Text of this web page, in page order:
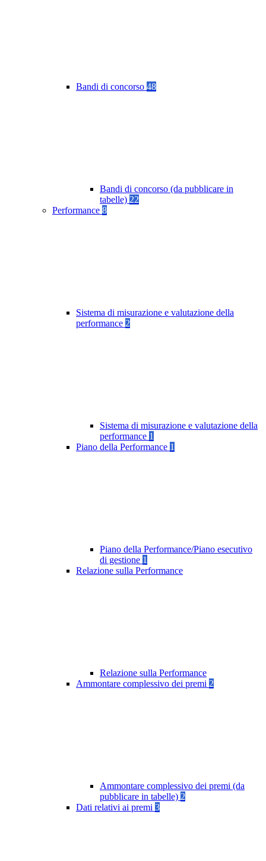
Bandi di concorso 48
Bandi di concorso (da pubblicare in
tabelle) 22
Performance 8
Sistema di misurazione e valutazione della
performance 2
Sistema di misurazione e valutazione della
performance 1
Piano della Performance 1
Piano della Performance/Piano esecutivo
di gestione 1
Relazione sulla Performance
Relazione sulla Performance
Ammontare complessivo dei premi 2
Ammontare complessivo dei premi (da
pubblicare in tabelle) 2
Dati relativi ai premi 3